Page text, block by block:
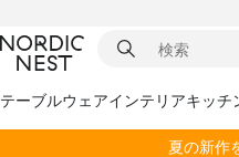
テーブルウェアインテリアキッチ
夏の新作